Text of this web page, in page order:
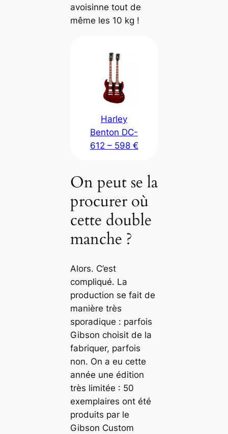
avoisinne tout de
même les 10 kg !
Harley
Benton DC-
612 – 598 €
On peut se la
procurer où
cette double
manche ?
Alors. C’est
compliqué. La
production se fait de
manière très
sporadique : parfois
Gibson choisit de la
fabriquer, parfois
non. On a eu cette
année une édition
très limitée : 50
exemplaires ont été
produits par le
Gibson Custom